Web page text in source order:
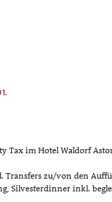
Tax im Hotel Waldorf
Transfers zu/von den
Silvesterdinner inkl.